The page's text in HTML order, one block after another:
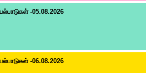
-05.08.2026
-06.08.2026